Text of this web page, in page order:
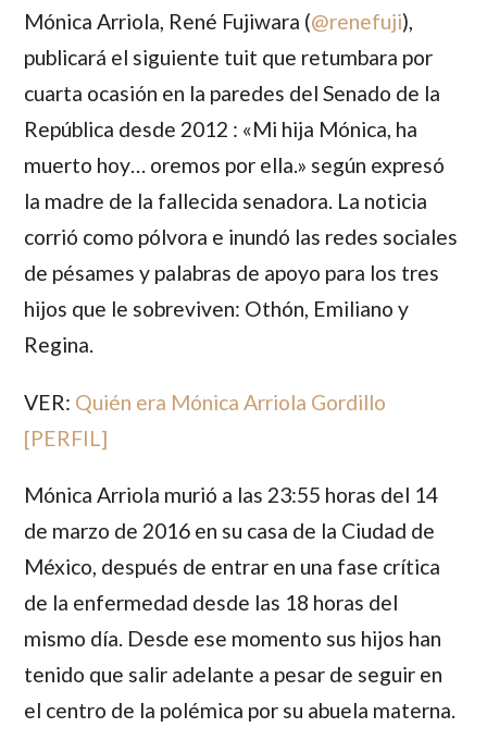
Mónica Arriola, René Fujiwara (@renefuji),
publicará el siguiente tuit que retumbara por
cuarta ocasión en la paredes del Senado de la
República desde 2012 : «Mi hija Mónica, ha
muerto hoy… oremos por ella.» según expresó
la madre de la fallecida senadora. La noticia
corrió como pólvora e inundó las redes sociales
de pésames y palabras de apoyo para los tres
hijos que le sobreviven: Othón, Emiliano y
Regina.
VER: Quién era Mónica Arriola Gordillo
[PERFIL]
Mónica Arriola murió a las 23:55 horas del 14
de marzo de 2016 en su casa de la Ciudad de
México, después de entrar en una fase crítica
de la enfermedad desde las 18 horas del
mismo día. Desde ese momento sus hijos han
tenido que salir adelante a pesar de seguir en
el centro de la polémica por su abuela materna.